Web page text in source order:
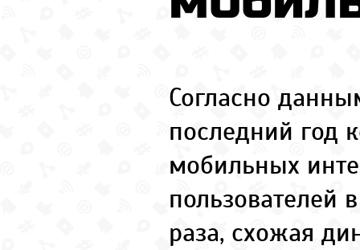
Согласно
последний год
мобильных
пользователей
раза, схожая